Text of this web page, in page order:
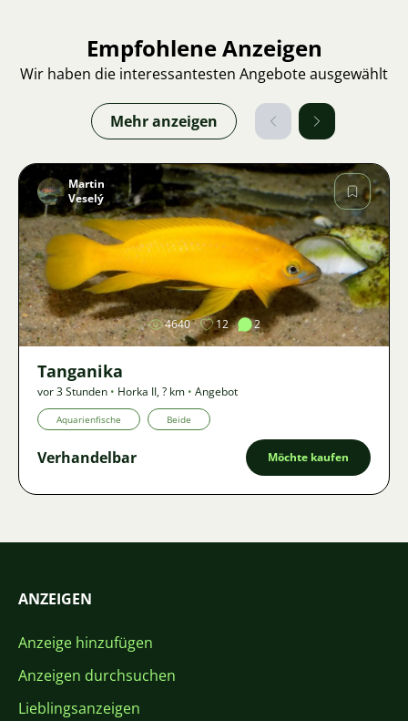
Empfohlene Anzeigen
Wir haben die interessantesten Angebote ausgewählt
Mehr anzeigen
Bild
Martin
Veselý
4640 12 2
Tanganika
vor 3 Stunden • Horka II,? km • Angebot
Aquarienfische Beide
Verhandelbar Möchte kaufen
ANZEIGEN
Anzeige hinzufügen
Anzeigen durchsuchen
Lieblingsanzeigen